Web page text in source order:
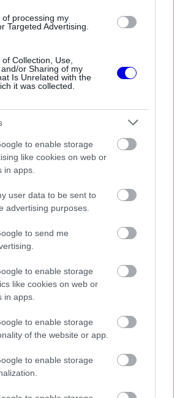
processing my
Targeted Advertising.
Collection, Use,
or Sharing of my
Is Unrelated with the
it was collected.
to enable storage
like cookies on web or
in apps.
user data to be sent to
advertising purposes.
to send me
to enable storage
like cookies on web or
in apps.
to enable storage
of the website or app.
to enable storage
hogy erre mégsem fog sor
hogy a sportág jövője
már ami a technikai
hogy az autóipar is
években, így
F1 meg akar-e majd felelni az
és sok szempontból a saját
1
Ocon Aston Martinhoz
mentőövet kaphat Liam